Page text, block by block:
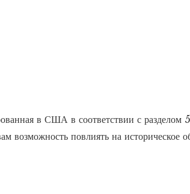
в США в соответствии с
возможность повлиять на историческое